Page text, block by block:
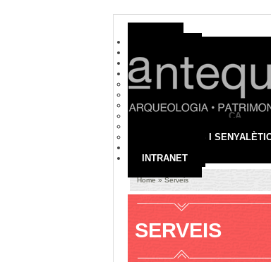
ON SOM
SERVEIS
ARQUEOLOGIA
MUSEUS I COL·LECCIONS
TURISME I DIDÀCTICA
EXPOSICIONS I
INTRANET
Home» Serveis
SERVEIS